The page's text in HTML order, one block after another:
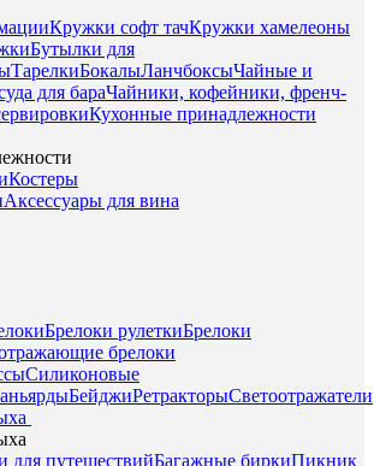
Кружки софт тачКружки хамелеоны
Бутылки для
ТарелкиБокалыЛанчбоксыЧайные и
для бараЧайники, кофейники, френч-
Кухонные принадлежности
Костеры
Аксессуары для вина
Брелоки рулеткиБрелоки
брелоки
Силиконовые
БейджиРетракторыСветоотражатели
для путешествийБагажные биркиПикник